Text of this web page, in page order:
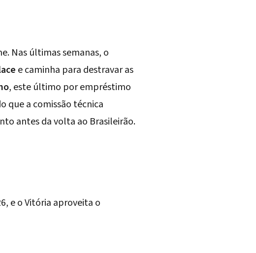
Nas últimas semanas, o
e caminha para destravar as
, este último por empréstimo
que a comissão técnica
antes da volta ao Brasileirão.
e o Vitória aproveita o